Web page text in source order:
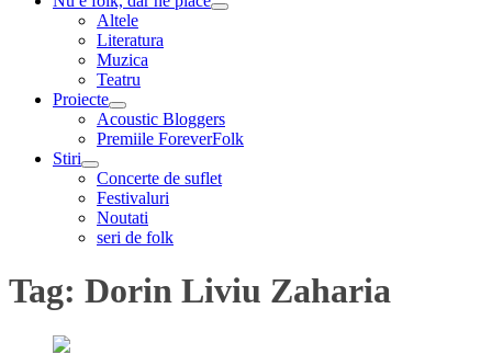
expand
Altele
Literatura
Muzica
Teatru
Proiecte
expand
child
menu
Acoustic Bloggers
Premiile ForeverFolk
Stiri
expand
child
menu
Concerte de suflet
Festivaluri
Noutati
seri de folk
Tag: Dorin Liviu Zaharia